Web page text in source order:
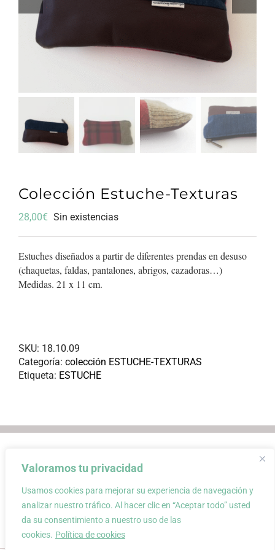
Valoramos tu privacidad
Usamos cookies para mejorar su experiencia de navegación y
analizar nuestro tráfico. Al hacer clic en “Aceptar todo” usted
da su consentimiento a nuestro uso de las
cookies. Política de cookies
Colección Estuche-Texturas
28,00€ Sin existencias
Estuches diseñados a partir de diferentes prendas en desuso
(chaquetas, faldas, pantalones, abrigos, cazadoras…)
Medidas. 21 x 11 cm.
SKU: 18.10.09
Categoría: colección ESTUCHE-TEXTURAS
Etiqueta: ESTUCHE
Condiciones de uso
Atención al Cliente
Política de privacidad
Carrito
Mi cuenta